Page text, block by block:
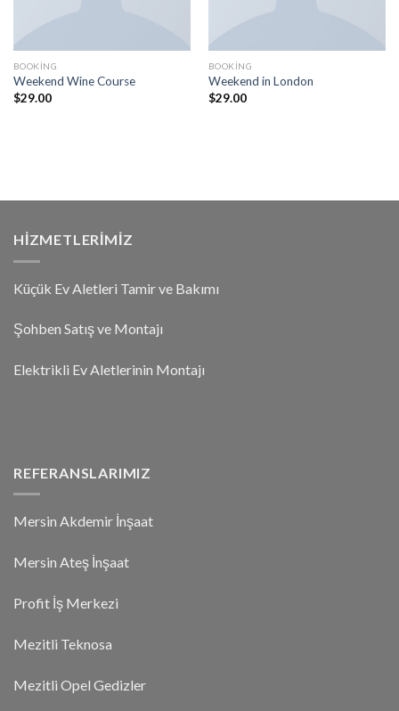
BOOKING
Weekend Wine Course
$29.00
BOOKING
Weekend in London
$29.00
HIZMETLERIMIZ
Küçük Ev Aletleri Tamir ve Bakımı
Şohben Satış ve Montajı
Elektrikli Ev Aletlerinin Montajı
REFERANSLARIMIZ
Mersin Akdemir İnşaat
Mersin Ateş İnşaat
Profit İş Merkezi
Mezitli Teknosa
Mezitli Opel Gedizler